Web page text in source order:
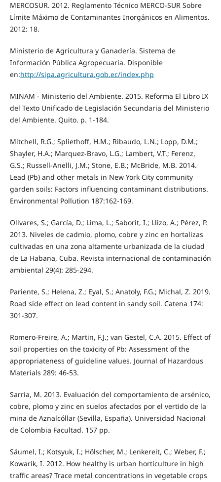
MERCOSUR. 2012. Reglamento Técnico MERCO-SUR Sobre
Límite Máximo de Contaminantes Inorgánicos en Alimentos.
2012: 18.
Ministerio de Agricultura y Ganadería. Sistema de
Información Pública Agropecuaria. Disponible
en:http://sipa.agricultura.gob.ec/index.php
MINAM - Ministerio del Ambiente. 2015. Reforma El Libro IX
del Texto Unificado de Legislación Secundaria del Ministerio
del Ambiente. Quito. p. 1-184.
Mitchell, R.G.; Spliethoff, H.M.; Ribaudo, L.N.; Lopp, D.M.;
Shayler, H.A.; Marquez-Bravo, L.G.; Lambert, V.T.; Ferenz,
G.S.; Russell-Anelli, J.M.; Stone, E.B.; McBride, M.B. 2014.
Lead (Pb) and other metals in New York City community
garden soils: Factors influencing contaminant distributions.
Environmental Pollution 187:162-169.
Olivares, S.; García, D.; Lima, L.; Saborit, I.; Llizo, A.; Pérez, P.
2013. Niveles de cadmio, plomo, cobre y zinc en hortalizas
cultivadas en una zona altamente urbanizada de la ciudad
de La Habana, Cuba. Revista internacional de contaminación
ambiental 29(4): 285-294.
Pariente, S.; Helena, Z.; Eyal, S.; Anatoly, F.G.; Michal, Z. 2019.
Road side effect on lead content in sandy soil. Catena 174:
301-307.
Romero-Freire, A.; Martin, F.J.; van Gestel, C.A. 2015. Effect of
soil properties on the toxicity of Pb: Assessment of the
appropriateness of guideline values. Journal of Hazardous
Materials 289: 46-53.
Sarria, M. 2013. Evaluación del comportamiento de arsénico,
cobre, plomo y zinc en suelos afectados por el vertido de la
mina de Aznalcóllar (Sevilla, España). Universidad Nacional
de Colombia Facultad. 157 pp.
Säumel, I.; Kotsyuk, I.; Hölscher, M.; Lenkereit, C.; Weber, F.;
Kowarik, I. 2012. How healthy is urban horticulture in high
traffic areas? Trace metal concentrations in vegetable crops